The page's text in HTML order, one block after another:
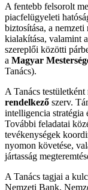
A fentebb felsorolt
piacfelügyeleti
biztosítása, a
kialakítása, valamint
szereplői közötti
a Magyar
Tanács).
A Tanács
rendelkező szerv.
intelligencia stratégia
További feladatai
tevékenységek
nyomon követése,
jártasság
A Tanács tagjai a
Nemzeti Bank,